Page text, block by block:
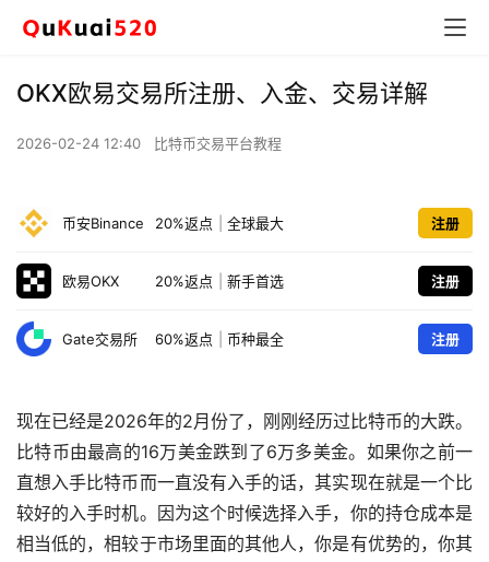
OKX欧易交易所注册、入金、交易详解
2026-02-24 12:40 比特币交易平台教程
币安Binance 20%返点 全球最大 注册
欧易OKX 20%返点 新手首选 注册
Gate交易所 60%返点 币种最全 注册
现在已经是2026年的2月份了，刚刚经历过比特币的大跌。
比特币由最高的16万美金跌到了6万多美金。如果你之前一
直想入手比特币而一直没有入手的话，其实现在就是一个比
较好的入手时机。因为这个时候选择入手，你的持仓成本是
相当低的，相较于市场里面的其他人，你是有优势的，你其